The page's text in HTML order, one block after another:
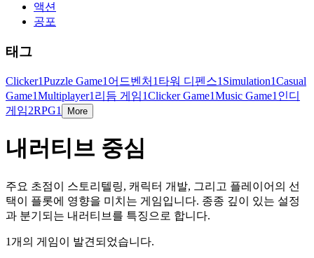
액션
공포
태그
Clicker1Puzzle Game1 어드벤처 1 타워 디펜스1 Simulation1Casual
Game1Multiplayer1 리듬 게임1Clicker Game1Music Game1 인디
게임2RPG1 More
내러티브 중심
주요 초점이 스토리텔링, 캐릭터 개발, 그리고 플레이어의 선
택이 플롯에 영향을 미치는 게임입니다. 종종 깊이 있는 설정
과 분기되는 내러티브를 특징으로 합니다.
1개의 게임이 발견되었습니다.